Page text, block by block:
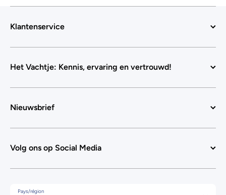
Klantenservice
Het Vachtje: Kennis, ervaring en vertrouwd!
Nieuwsbrief
Volg ons op Social Media
Pays/région